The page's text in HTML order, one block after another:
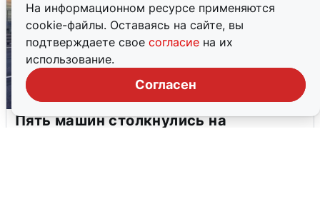
На информационном ресурсе применяются
cookie-файлы. Оставаясь на сайте, вы
подтверждаете свое согласие на их
использование.
Согласен
Пять машин столкнулись на